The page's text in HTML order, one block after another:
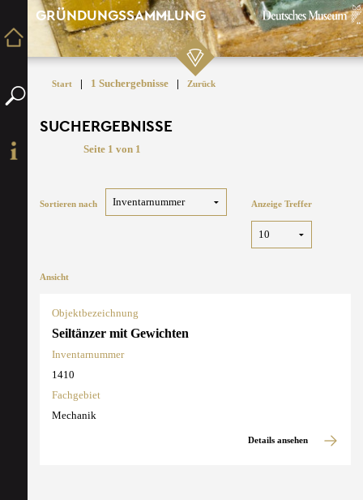
GRÜNDUNGSSAMMLUNG
Start | 1 Suchergebnisse | Zurück
SUCHERGEBNISSE
Seite 1 von 1
Sortieren nach Anzeige Treffer
Ansicht
Objektbezeichnung
Seiltänzer mit Gewichten
Inventarnummer
1410
Fachgebiet
Mechanik
Details ansehen